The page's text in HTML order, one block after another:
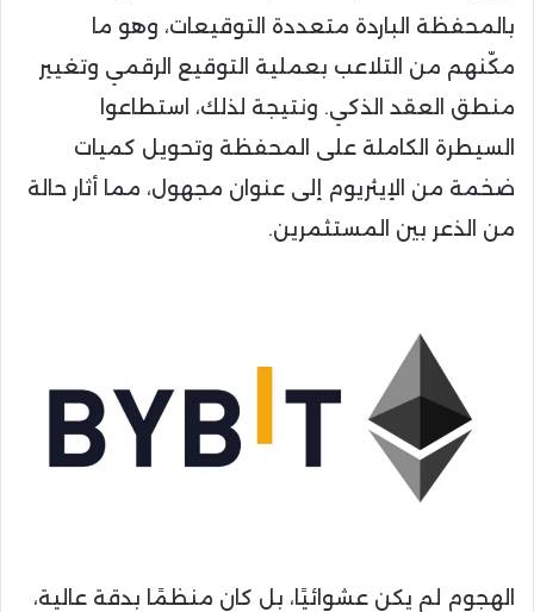
بالمحفظة الباردة متعددة التوقيعات، وهو ما
مكّنهم من التلاعب بعملية التوقيع الرقمي وتغيير
منطق العقد الذكي. ونتيجة لذلك، استطاعوا
السيطرة الكاملة على المحفظة وتحويل كميات
ضخمة من الإيثريوم إلى عنوان مجهول، مما أثار حالة
من الذعر بين المستثمرين.
الهجوم لم يكن عشوائيًا، بل كان منظمًا بدقة عالية،